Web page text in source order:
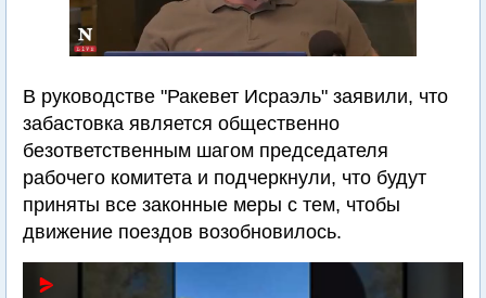
В руководстве "Ракевет Исраэль" заявили, что
забастовка является общественно
безответственным шагом председателя
рабочего комитета и подчеркнули, что будут
приняты все законные меры с тем, чтобы
движение поездов возобновилось.